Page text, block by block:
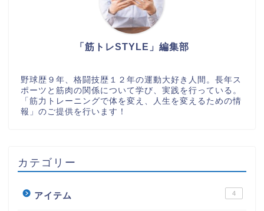
「筋トレSTYLE」編集部
野球歴９年、格闘技歴１２年の運動大好き人間。長年ス
ポーツと筋肉の関係について学び、実践を行っている。
「筋力トレーニングで体を変え、人生を変えるための情
報」のご提供を行います！
カテゴリー
アイテム 4